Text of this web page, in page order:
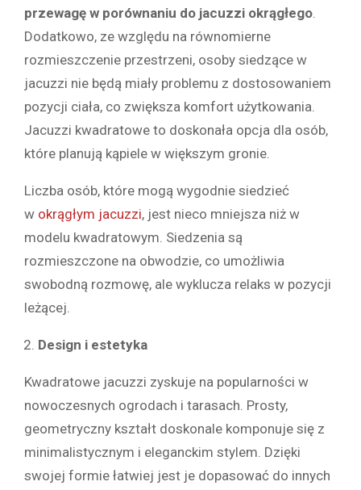
przewagę w porównaniu do jacuzzi okrągłego.
Dodatkowo, ze względu na równomierne
rozmieszczenie przestrzeni, osoby siedzące w
jacuzzi nie będą miały problemu z dostosowaniem
pozycji ciała, co zwiększa komfort użytkowania.
Jacuzzi kwadratowe to doskonała opcja dla osób,
które planują kąpiele w większym gronie.
Liczba osób, które mogą wygodnie siedzieć
w okrągłym jacuzzi, jest nieco mniejsza niż w
modelu kwadratowym. Siedzenia są
rozmieszczone na obwodzie, co umożliwia
swobodną rozmowę, ale wyklucza relaks w pozycji
leżącej.
Design i estetyka
Kwadratowe jacuzzi zyskuje na popularności w
nowoczesnych ogrodach i tarasach. Prosty,
geometryczny kształt doskonale komponuje się z
minimalistycznym i eleganckim stylem. Dzięki
swojej formie łatwiej jest je dopasować do innych